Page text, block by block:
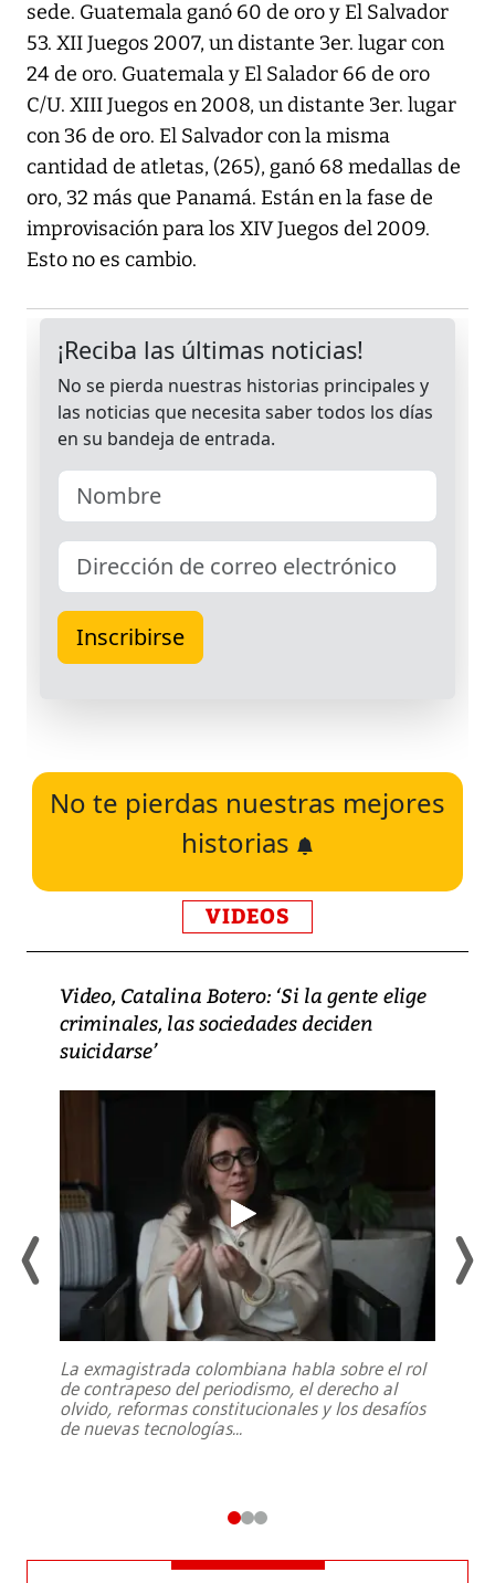
sede. Guatemala ganó 60 de oro y El Salvador
53. XII Juegos 2007, un distante 3er. lugar con
24 de oro. Guatemala y El Salador 66 de oro
C/U. XIII Juegos en 2008, un distante 3er. lugar
con 36 de oro. El Salvador con la misma
cantidad de atletas, (265), ganó 68 medallas de
oro, 32 más que Panamá. Están en la fase de
improvisación para los XIV Juegos del 2009.
Esto no es cambio.
No te pierdas nuestras mejores
historias
VIDEOS
Video, Catalina Botero: ‘Si la gente elige
criminales, las sociedades deciden
suicidarse’
La exmagistrada colombiana habla sobre el rol
de contrapeso del periodismo, el derecho al
olvido, reformas constitucionales y los desafíos
de nuevas tecnologías...